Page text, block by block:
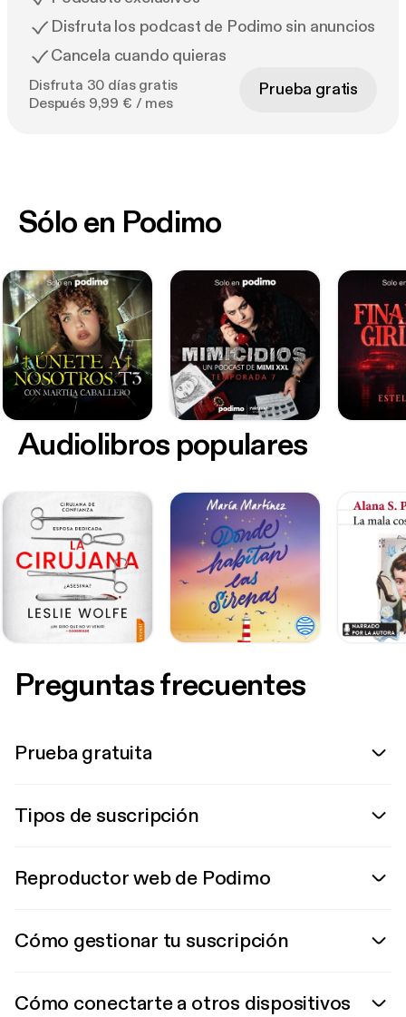
Disfruta los podcast de Podimo sin anuncios
Cancela cuando quieras
Disfruta 30 días gratis
Después 9,99 € / mes
Prueba gratis
Sólo en Podimo
Audiolibros populares
Preguntas frecuentes
Prueba gratuita
Tipos de suscripción
Reproductor web de Podimo
Cómo gestionar tu suscripción
Cómo conectarte a otros dispositivos